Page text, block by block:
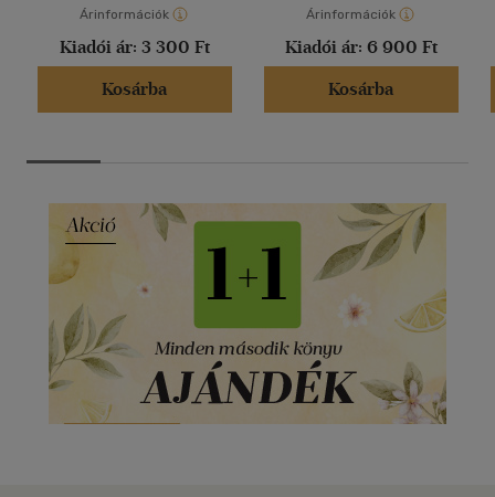
Árinformációk
Kiadói ár: 3 300 Ft
Kosárba
Árinformációk
Kiadói ár: 6 900 Ft
Kosárba